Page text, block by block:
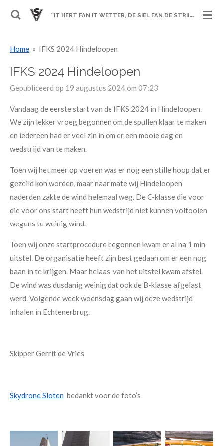
Ga
de
`
`IT HERT FAN IT WETTER, DE SIEL FAN DE STRIID´´
Home » IFKS 2024 Hindeloopen
IFKS 2024 Hindeloopen
Gepubliceerd op 19 augustus 2024 om 07:23
Vandaag de eerste start van de IFKS 2024 in Hindeloopen.
We zijn lekker vroeg begonnen om de spullen klaar te maken
en iedereen had er veel zin in om er een mooie dag en
wedstrijd van te maken.
Toen wij het meer op voeren was er nog een stille hoop dat er
gezeild kon worden, maar naar mate wij Hindeloopen
naderden zakte de wind helemaal weg. De C-klasse die voor
die voor ons start heeft hun wedstrijd niet kunnen voltooien
wegens te weinig wind.
Toen wij onze startprocedure begonnen kwam er al na 1 min
uitstel. De organisatie heeft zijn best gedaan om er een nog
baan in te krijgen. Maar helaas, van het uitstel kwam afstel.
De wind was dusdanig weinig dat ook de B-klasse afgelast
werd. Volgende week woensdag gaan wij deze wedstrijd
inhalen in Echtenerbrug.
Skipper Gerrit de Vries
Skydrone Sloten bedankt voor de foto’s